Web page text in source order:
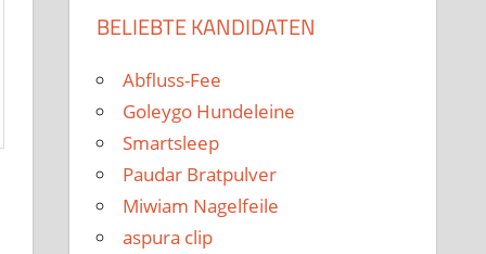
BELIEBTE KANDIDATEN
Abfluss-Fee
Goleygo Hundeleine
Smartsleep
Paudar Bratpulver
Miwiam Nagelfeile
aspura clip